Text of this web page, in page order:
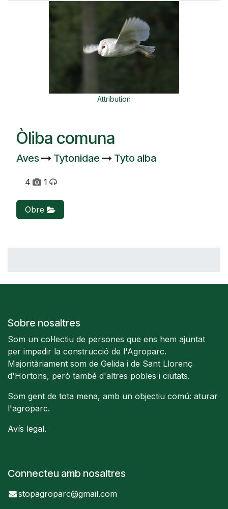
Attribution
Òliba comuna
Aves Tytonidae Tyto alba
4 1
Obre
Sobre nosaltres
Som un col·lectiu de persones que ens hem ajuntat
per impedir la construcció de l'Agroparc.
Majoritàriament som de Gelida i de Sant Llorenç
d'Hortons, però també d'altres pobles i ciutats.
Som gent de tota mena, amb un objectiu comú: aturar
l'agroparc.
Avís legal.
Connecteu amb nosaltres
stopagroparc@gmail.com